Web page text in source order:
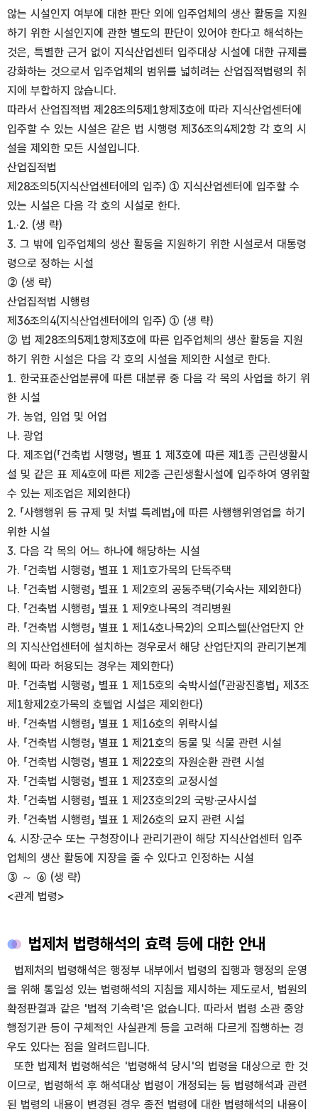
않는 시설인지 여부에 대한 판단 외에 입주업체의 생산 활동을 지원
하기 위한 시설인지에 관한 별도의 판단이 있어야 한다고 해석하는
것은, 특별한 근거 없이 지식산업센터 입주대상 시설에 대한 규제를
강화하는 것으로서 입주업체의 범위를 넓히려는 산업집적법령의 취
지에 부합하지 않습니다.
따라서 산업집적법 제28조의5제1항제3호에 따라 지식산업센터에
입주할 수 있는 시설은 같은 법 시행령 제36조의4제2항 각 호의 시
설을 제외한 모든 시설입니다.
산업집적법
제28조의5(지식산업센터에의 입주) ① 지식산업센터에 입주할 수
있는 시설은 다음 각 호의 시설로 한다.
1.·2. (생 략)
3. 그 밖에 입주업체의 생산 활동을 지원하기 위한 시설로서 대통령
령으로 정하는 시설
② (생 략)
산업집적법 시행령
제36조의4(지식산업센터에의 입주) ① (생 략)
② 법 제28조의5제1항제3호에 따른 입주업체의 생산 활동을 지원
하기 위한 시설은 다음 각 호의 시설을 제외한 시설로 한다.
1. 한국표준산업분류에 따른 대분류 중 다음 각 목의 사업을 하기 위
한 시설
가. 농업, 임업 및 어업
나. 광업
다. 제조업(「건축법 시행령」 별표 1 제3호에 따른 제1종 근린생활시
설 및 같은 표 제4호에 따른 제2종 근린생활시설에 입주하여 영위할
수 있는 제조업은 제외한다)
2. 「사행행위 등 규제 및 처벌 특례법」에 따른 사행행위영업을 하기
위한 시설
3. 다음 각 목의 어느 하나에 해당하는 시설
가. 「건축법 시행령」 별표 1 제1호가목의 단독주택
나. 「건축법 시행령」 별표 1 제2호의 공동주택(기숙사는 제외한다)
다. 「건축법 시행령」 별표 1 제9호나목의 격리병원
라. 「건축법 시행령」 별표 1 제14호나목2)의 오피스텔(산업단지 안
의 지식산업센터에 설치하는 경우로서 해당 산업단지의 관리기본계
획에 따라 허용되는 경우는 제외한다)
마. 「건축법 시행령」 별표 1 제15호의 숙박시설(「관광진흥법」 제3조
제1항제2호가목의 호텔업 시설은 제외한다)
바. 「건축법 시행령」 별표 1 제16호의 위락시설
사. 「건축법 시행령」 별표 1 제21호의 동물 및 식물 관련 시설
아. 「건축법 시행령」 별표 1 제22호의 자원순환 관련 시설
자. 「건축법 시행령」 별표 1 제23호의 교정시설
차. 「건축법 시행령」 별표 1 제23호의2의 국방·군사시설
카. 「건축법 시행령」 별표 1 제26호의 묘지 관련 시설
4. 시장·군수 또는 구청장이나 관리기관이 해당 지식산업센터 입주
업체의 생산 활동에 지장을 줄 수 있다고 인정하는 시설
③ ～ ⑥ (생 략)
<관계 법령>
법제처 법령해석의 효력 등에 대한 안내
법제처의 법령해석은 행정부 내부에서 법령의 집행과 행정의 운영
을 위해 통일성 있는 법령해석의 지침을 제시하는 제도로서, 법원의
확정판결과 같은 '법적 기속력'은 없습니다. 따라서 법령 소관 중앙
행정기관 등이 구체적인 사실관계 등을 고려해 다르게 집행하는 경
우도 있다는 점을 알려드립니다.
또한 법제처 법령해석은 '법령해석 당시'의 법령을 대상으로 한 것
이므로, 법령해석 후 해석대상 법령이 개정되는 등 법령해석과 관련
된 법령의 내용이 변경된 경우 종전 법령에 대한 법령해석의 내용이